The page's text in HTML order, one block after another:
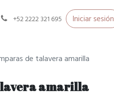
+52 2222 321 695 Iniciar sesión
de talavera amarilla
amarilla